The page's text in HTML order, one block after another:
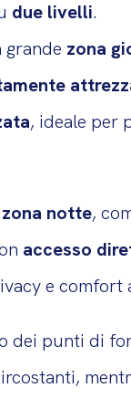
due livelli.
grande zona
, ideale per
zona notte,
accesso
e comfort
dei punti di